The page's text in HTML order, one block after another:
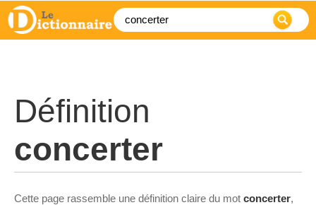
Définition
concerter
Cette page rassemble une définition claire du mot concerter,